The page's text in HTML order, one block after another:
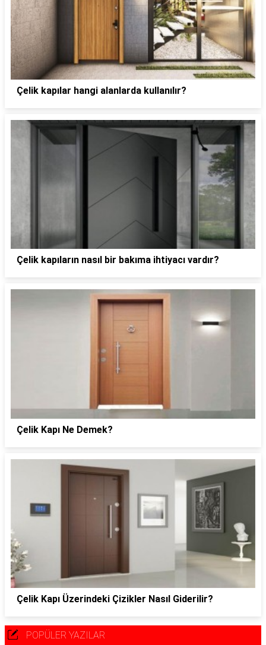
Çelik kapılar hangi alanlarda kullanılır?
Çelik kapıların nasıl bir bakıma ihtiyacı vardır?
Çelik Kapı Ne Demek?
Çelik Kapı Üzerindeki Çizikler Nasıl Giderilir?
POPÜLER YAZILAR